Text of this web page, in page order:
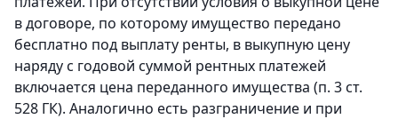
в договоре, по которому имущество передано
бесплатно под выплату ренты, в выкупную цену
наряду с годовой суммой рентных платежей
включается цена переданного имущества (п. 3 ст.
528 ГК). Аналогично есть разграничение и при